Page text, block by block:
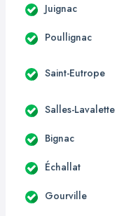
Juignac
Poullignac
Saint-Eutrope
Salles-Lavalette
Bignac
Échallat
Gourville